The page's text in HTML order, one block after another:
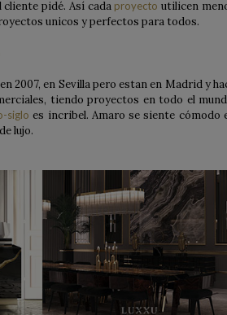
pidé. Así cada proyecto utilicen
unicos y perfectos para todos.
2007, en Sevilla pero estan en Madrid y
tiendo proyectos en todo el
siglo es incribel. Amaro se siente cómodo
lujo.